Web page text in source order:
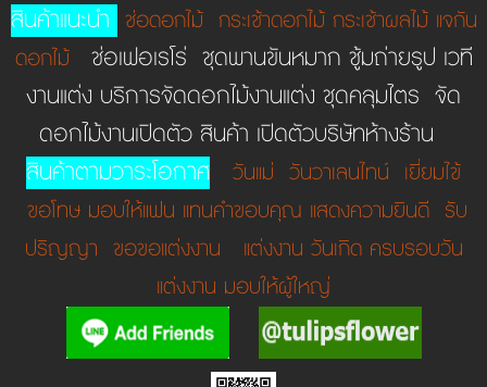
สินค้าแนะนำ ช่อดอกไม้ กระเช้าดอกไม้ กระเช้าผลไม้ แจกัน
ดอกไม้
ช่อเฟอเรโร่ ชุดพานขันหมาก ชู้มถ่ายรูป เวที
งานแต่ง บริการจัดดอกไม้งานแต่ง ชุดคลุมไตร จัด
ดอกไม้งานเปิดตัว สินค้า เปิดตัวบริษัทห้างร้าน
สินค้าตามวาระโอกาศ
วันแม่ วันวาเลนไทน์ เยี่ยมไข้
ขอโทษ มอบให้แฟน แทนคำขอบคุณ แสดงความยินดี รับ
ปริญญา ขอขอแต่งงาน แต่งงาน วันเกิด ครบรอบวัน
แต่งงาน มอบให้ผู้ใหญ่